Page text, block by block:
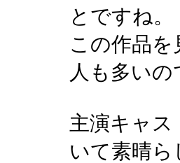
とですね。
この作品
人も多い
主演キャス
いて素晴